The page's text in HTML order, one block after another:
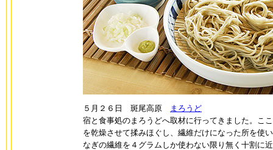
５月２６日 斑尾高原
まろうど
宿と食事処のまろうどへ取材に行ってきました。こ
を乾燥させて揉みほぐし、繊維だけになった所を使
なぎの繊維を４グラムしか使わない限り無く十割に